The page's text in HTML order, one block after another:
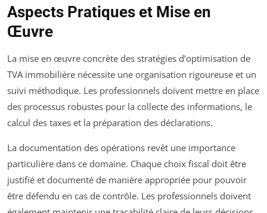
Aspects Pratiques et Mise en
Œuvre
La mise en œuvre concrète des stratégies d’optimisation de
TVA immobilière nécessite une organisation rigoureuse et un
suivi méthodique. Les professionnels doivent mettre en place
des processus robustes pour la collecte des informations, le
calcul des taxes et la préparation des déclarations.
La documentation des opérations revêt une importance
particulière dans ce domaine. Chaque choix fiscal doit être
justifié et documenté de manière appropriée pour pouvoir
être défendu en cas de contrôle. Les professionnels doivent